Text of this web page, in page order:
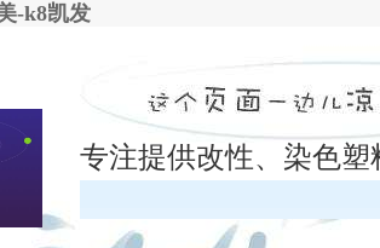
-k8凯发
专注提供改性、染色